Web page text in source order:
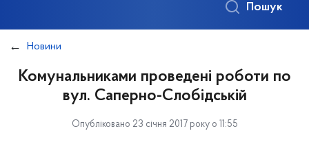
Пошук
Новини
Комунальниками проведені роботи по
вул. Саперно-Слобідській
Опубліковано 23 січня 2017 року о 11:55